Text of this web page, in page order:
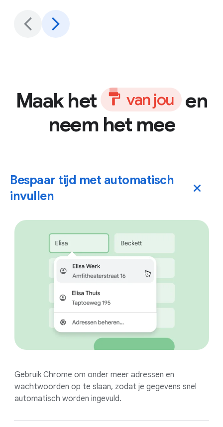
Maak het vanjou en
neem het mee
Bespaar tijd met automatisch
invullen
Gebruik Chrome om onder meer adressen en
wachtwoorden op te slaan, zodat je gegevens snel
automatisch worden ingevuld.